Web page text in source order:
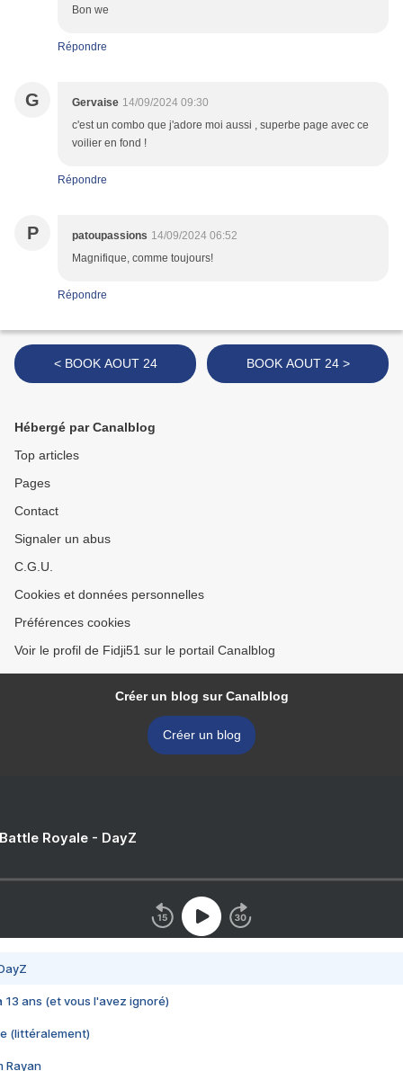
Bon we
Répondre
G Gervaise 14/09/2024 09:30
c'est un combo que j'adore moi aussi , superbe page avec ce
voilier en fond !
Répondre
P patoupassions 14/09/2024 06:52
Magnifique, comme toujours!
Répondre
< BOOK AOUT 24 BOOK AOUT 24 >
Hébergé par Canalblog
Top articles
Pages
Contact
Signaler un abus
C.G.U.
Cookies et données personnelles
Préférences cookies
Voir le profil de Fidji51 sur le portail Canalblog
Créer un blog sur Canalblog
Créer un blog
Royale - DayZ
13 ans (et vous l'avez ignoré)
(littéralement)
Rayan